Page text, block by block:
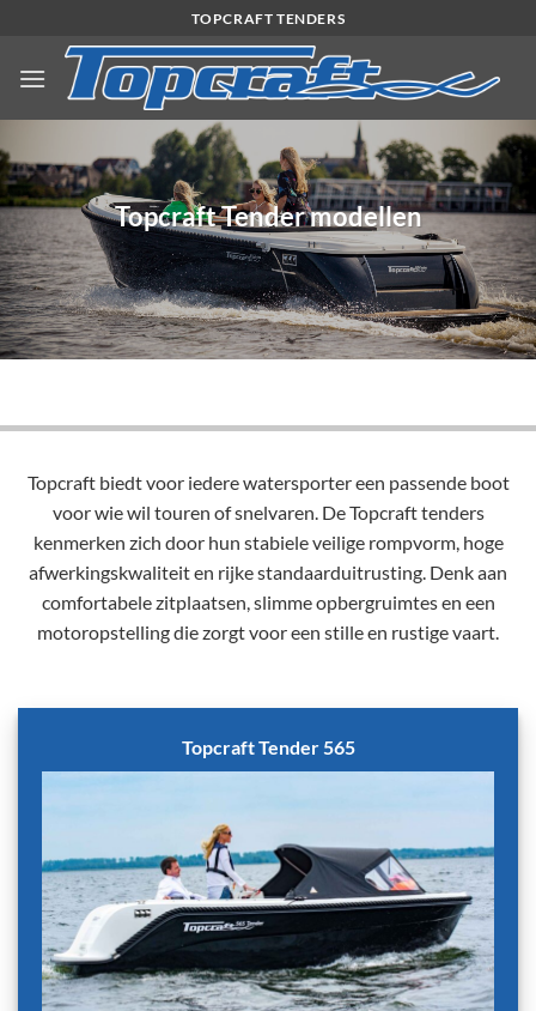
inhoud
TOPCRAFT TENDERS
Topcraft Tender modellen
Topcraft biedt voor iedere watersporter een passende boot
voor wie wil touren of snelvaren. De Topcraft tenders
kenmerken zich door hun stabiele veilige rompvorm, hoge
afwerkingskwaliteit en rijke standaarduitrusting. Denk aan
comfortabele zitplaatsen, slimme opbergruimtes en een
motoropstelling die zorgt voor een stille en rustige vaart.
Topcraft Tender 565